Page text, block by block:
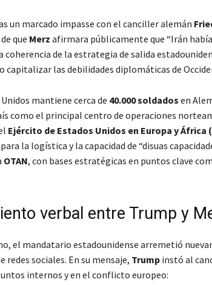
un marcado impasse con el canciller alemán
que Merz afirmara públicamente que “Irán
coherencia de la estrategia de salida
capitalizar las debilidades diplomáticas de
mantiene cerca de 40.000 soldados en
como el principal centro de operaciones
Ejército de Estados Unidos en Europa y África
la logística y la capacidad de “disuas
OTAN, con bases estratégicas en puntos clave
verbal entre Trump y
el mandatario estadounidense arremetió
redes sociales. En su mensaje, Trumpinstó al
internos y en el conflicto europeo: